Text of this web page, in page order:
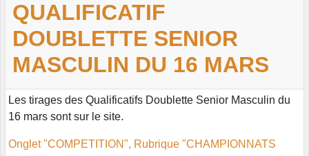
QUALIFICATIF
DOUBLETTE SENIOR
MASCULIN DU 16 MARS
Les tirages des Qualificatifs Doublette Senior Masculin du
16 mars sont sur le site.
Onglet "COMPETITION", Rubrique "CHAMPIONNATS